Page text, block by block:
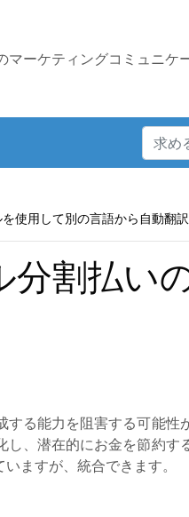
マーケティングコミュニケ
使用して別の言語から自動翻訳
割払い
る能力を阻害する可能
、潜在的にお金を節約
ますが、統合できます。